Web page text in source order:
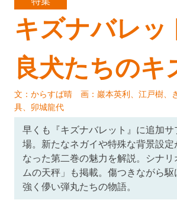
キズナバレッ
良犬たちのキ
文：からすば晴 画：巖本英利、江戸樹、
具、卯城龍代
早くも『キズナバレット』に追加サ
場。新たなネガイや特殊な背景設定
なった第二巻の魅力を解説。シナリ
ムの天秤」も掲載。傷つきながら駆
強く儚い弾丸たちの物語。